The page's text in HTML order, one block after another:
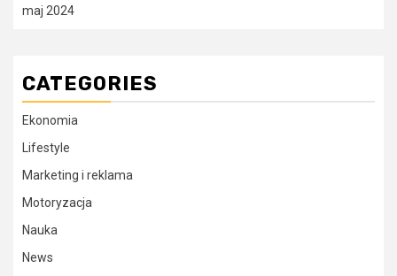
maj 2024
CATEGORIES
Ekonomia
Lifestyle
Marketing i reklama
Motoryzacja
Nauka
News